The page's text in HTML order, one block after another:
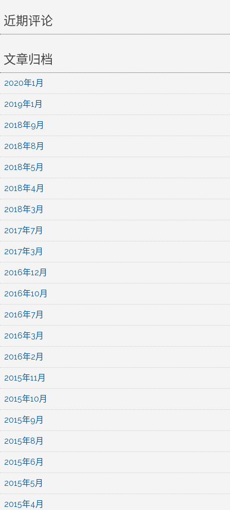
近期评论
文章归档
2020年1月
2019年1月
2018年9月
2018年8月
2018年5月
2018年4月
2018年3月
2017年7月
2017年3月
2016年12月
2016年10月
2016年7月
2016年3月
2016年2月
2015年11月
2015年10月
2015年9月
2015年8月
2015年6月
2015年5月
2015年4月